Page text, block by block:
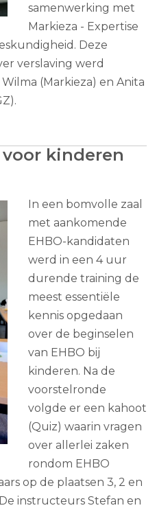
samenwerking met
Markieza - Expertise
Deze
verslaving werd
(Markieza) en Anita
kinderen
In een bomvolle zaal
met aankomende
EHBO-kandidaten
werd in een 4 uur
durende training de
meest essentiële
kennis opgedaan
over de beginselen
van EHBO bij
kinderen. Na de
voorstelronde
volgde er een kahoot
(Quiz) waarin vragen
over allerlei zaken
rondom EHBO
op de plaatsen 3, 2 en
instructeurs Stefan en